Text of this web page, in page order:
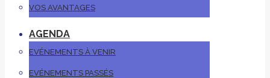
VOS AVANTAGES
AGENDA
EVÉNEMENTS À VENIR
EVÉNEMENTS PASSÉS